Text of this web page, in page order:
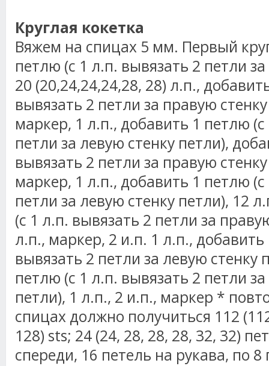
Круглая кокетка
Вяжем на спицах 5 мм. Первый
петлю (с 1 л.п. вывязать 2 петли
20 (20,24,24,24,28, 28) л.п.,
вывязать 2 петли за правую
маркер, 1 л.п., добавить 1 петлю
петли за левую стенку петли),
вывязать 2 петли за правую
маркер, 1 л.п., добавить 1 петлю
петли за левую стенку петли), 12
(с 1 л.п. вывязать 2 петли за
л.п., маркер, 2 и.п. 1 л.п.,
вывязать 2 петли за левую стенку
петлю (с 1 л.п. вывязать 2 петли
петли), 1 л.п., 2 и.п., маркер *
спицах должно получиться 112
128) sts; 24 (24, 28, 28, 28, 32, 32)
спереди, 16 петель на рукава, по 8